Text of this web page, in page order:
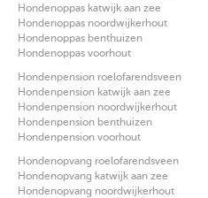
Hondenoppas katwijk aan zee
Hondenoppas noordwijkerhout
Hondenoppas benthuizen
Hondenoppas voorhout
Hondenpension roelofarendsveen
Hondenpension katwijk aan zee
Hondenpension noordwijkerhout
Hondenpension benthuizen
Hondenpension voorhout
Hondenopvang roelofarendsveen
Hondenopvang katwijk aan zee
Hondenopvang noordwijkerhout